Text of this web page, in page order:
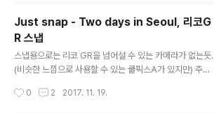
Just snap - Two days in Seoul, 리코G
R 스냅
스냅용으로는 리코 GR을 넘어설 수 있는 카메라가 없는듯.
(비슷한 느낌으로 사용할 수 있는 쿨픽스A가 있지만) 주머
요한 미덕. GR의 컬러는 여전히 적응이 안되지만 이 카메
0 2 2017. 11. 19.